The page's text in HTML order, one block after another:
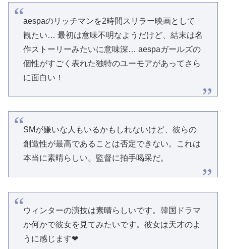
aespaのリッチマンを2時間スリラー映画として
観たい… 最初は意味不明なようだけど、結末は名
作ストーリーみたいに意味深… aespaガールズの
個性がすごく表れた独特のユーモアがあってさら
に面白い！
SMが嫌いな人もいるかもしれないけど、彼らの
創造性が最高であることは否定できない。これは
本当に素晴らしい。監督に拍手喝采だ。
ウィンターの演技は素晴らしいです。韓国ドラマ
か何かで彼女を見てみたいです。彼女は天才のよ
うに感じます❤